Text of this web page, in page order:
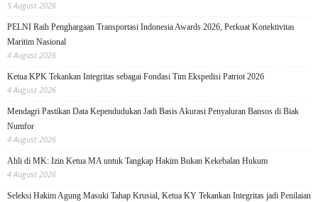
5 August 2026
PELNI Raih Penghargaan Transportasi Indonesia Awards 2026, Perkuat Konektivitas
Maritim Nasional
4 August 2026
Ketua KPK Tekankan Integritas sebagai Fondasi Tim Ekspedisi Patriot 2026
4 August 2026
Mendagri Pastikan Data Kependudukan Jadi Basis Akurasi Penyaluran Bansos di Biak
Numfor
4 August 2026
Ahli di MK: Izin Ketua MA untuk Tangkap Hakim Bukan Kekebalan Hukum
4 August 2026
Seleksi Hakim Agung Masuki Tahap Krusial, Ketua KY Tekankan Integritas jadi Penilaian